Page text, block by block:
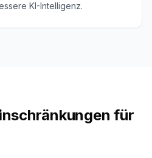
KI-Intelligenz.
für